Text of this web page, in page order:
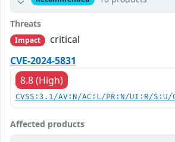
Threats
Impact
critical
CVE-2024-5831
8.8 (High)
CVSS:3.1/AV:N/AC:L/PR:N/UI:R/
Affected products